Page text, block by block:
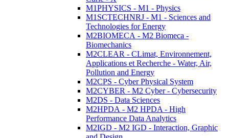
M1PHYSICS - M1 - Physics
M1SCTECHNRJ - M1 - Sciences and
Technologies for Energy
M2BIOMECA - M2 Biomeca -
Biomechanics
M2CLEAR - CLimat, Environnement,
Applications et Recherche - Water, Air,
Pollution and Energy
M2CPS - Cyber Physical System
M2CYBER - M2 Cyber - Cybersecurity
M2DS - Data Sciences
M2HPDA - M2 HPDA - High
Performance Data Analytics
M2IGD - M2 IGD - Interaction, Graphic